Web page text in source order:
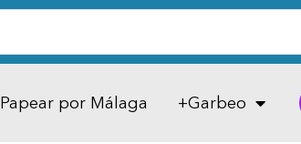
Papear por Málaga +Garbeo